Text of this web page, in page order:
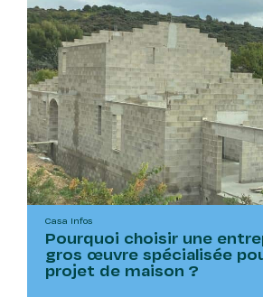
Casa Infos
Pourquoi choisir une
gros œuvre spécialisée
projet de maison ?